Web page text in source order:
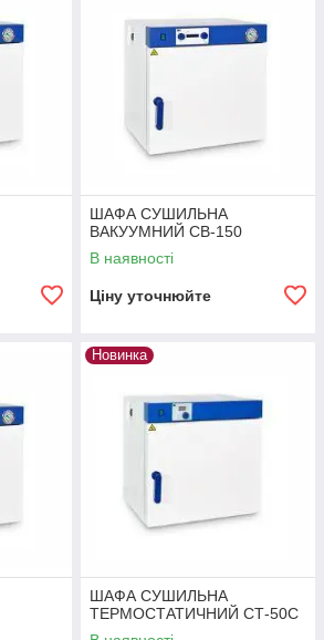
ШАФА СУШИЛЬНА
ВАКУУМНИЙ СВ-150
В наявності
Ціну уточнюйте
Новинка
ШАФА СУШИЛЬНА
ТЕРМОСТАТИЧНИЙ СТ-50С